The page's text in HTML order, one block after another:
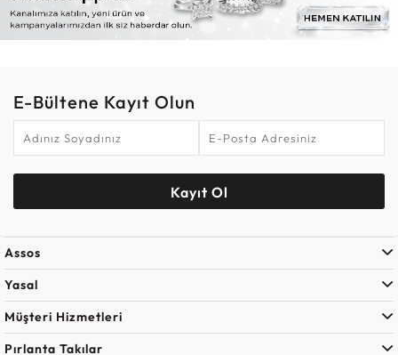
E-Bültene Kayıt Olun
Kayıt Ol
Assos
Yasal
Müşteri Hizmetleri
Pırlanta Takılar